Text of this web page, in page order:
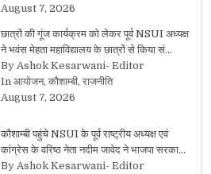
August 7, 2026
छात्रों की गूंज कार्यक्रम को लेकर पूर्व NSUI अध्यक्ष
ने भवंस मेहता महाविद्यालय के छात्रों से किया सं…
By Ashok Kesarwani- Editor
In आयोजन, कौशाम्बी, राजनीति
August 7, 2026
कौशाम्बी पहुंचे NSUI के पूर्व राष्ट्रीय अध्यक्ष एवं
कांग्रेस के वरिष्ठ नेता नदीम जावेद ने भाजपा सरका…
By Ashok Kesarwani- Editor